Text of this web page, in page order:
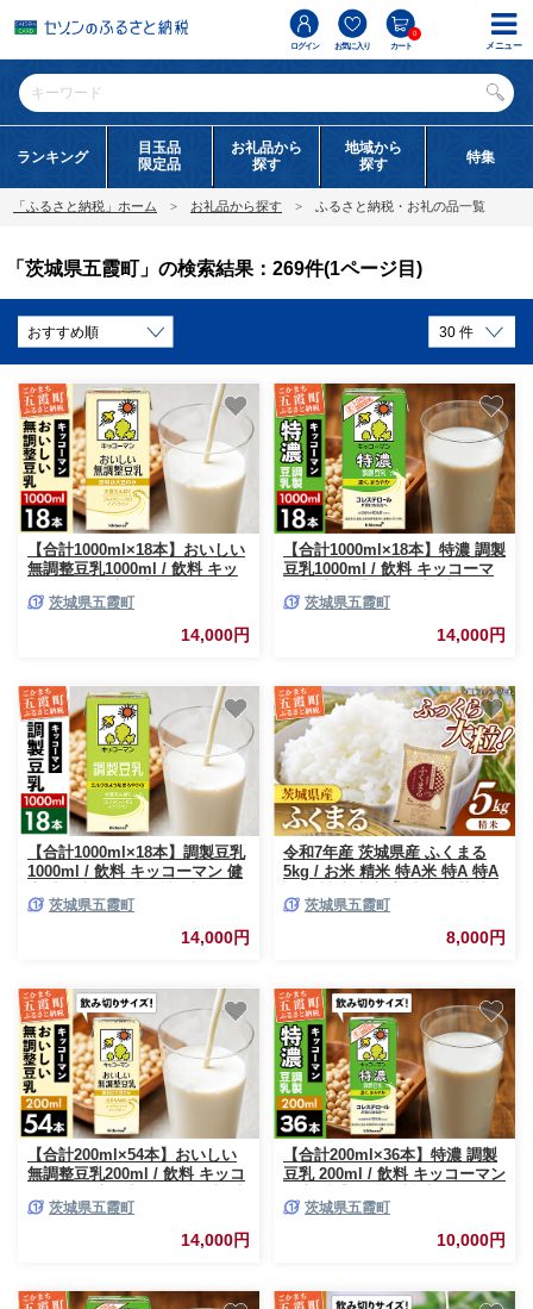
ログイン お気に入り カート
0
ランキング
目玉品
限定品
お礼品から
探す
地域から
探す
特集
「ふるさと納税」ホーム お礼品から探す ふるさと納税・お礼の品一覧
「茨城県五霞町」の検索結果：269件(1ページ目)
【合計1000ml×18本】おいしい
無調整豆乳1000ml / 飲料 キッ
大豆 パック セット 茨城県 五霞
茨城県五霞町
14,000円
【合計1000ml×18本】特濃 調製
豆乳1000ml / 飲料 キッコーマ
ック セット 茨城県 五霞町【価
茨城県五霞町
14,000円
【合計1000ml×18本】調製豆乳
1000ml / 飲料 キッコーマン 健
ぱく タンパク質 パック 茨城県
五霞町【価格改定XB】
茨城県五霞町
14,000円
令和7年産 茨城県産 ふくまる
5kg / お米 精米 特A米 特A 特A
五霞町【価格改定X】
茨城県五霞町
8,000円
【合計200ml×54本】おいしい
無調整豆乳200ml / 飲料 キッコ
豆 パック セット 飲み切り 茨城
県 五霞町 【価格改定X】
茨城県五霞町
14,000円
【合計200ml×36本】特濃 調製
豆乳 200ml / 飲料 キッコーマン
セット 飲み切り 茨城県 五霞町
茨城県五霞町
10,000円
メニュー